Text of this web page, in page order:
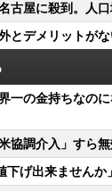
古屋に殺到。人
とデメリットが
一の金持ちなの
協調介入」すら
げ出来ませんか